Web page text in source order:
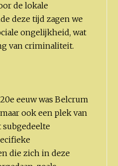
de lokale
deze tijd zagen we
ongelijkheid, wat
van criminaliteit.
eeuw was Belcrum
ook een plek van
die zich in deze